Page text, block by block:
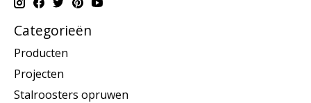
Categorieën
Producten
Projecten
Stalroosters opruwen